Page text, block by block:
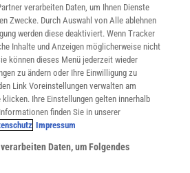
NACH OBEN
Shop und am Kiosk:
verarbeiten Daten, um Ihnen Dienste
Zwecke. Durch Auswahl von Alle ablehnen
werden diese deaktiviert. Wenn Tracker
Inhalte und Anzeigen möglicherweise nicht
können dieses Menü jederzeit wieder
zu ändern oder Ihre Einwilligung zu
Link Voreinstellungen verwalten am
klicken. Ihre Einstellungen gelten innerhalb
finden Sie in unserer
Impressum
Daten, um Folgendes